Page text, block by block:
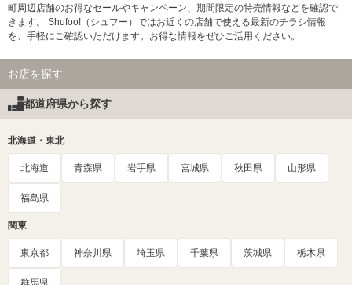
町周辺店舗のお得なセールやキャンペーン、期間限定の特売情報などを確認で
きます。 Shufoo!（シュフー）ではお近くの店舗で使える最新のチラシ情報
を、手軽にご確認いただけます。お得な情報をぜひご活用ください。
お店を探す
都道府県から探す
北海道・東北
北海道 青森県 岩手県 宮城県 秋田県 山形県
福島県
関東
東京都 神奈川県 埼玉県 千葉県 茨城県 栃木県
群馬県